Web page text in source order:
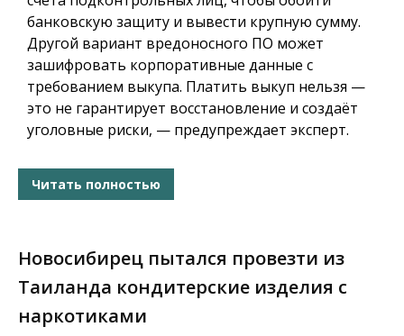
банковскую защиту и вывести крупную сумму.
Другой вариант вредоносного ПО может
зашифровать корпоративные данные с
требованием выкупа. Платить выкуп нельзя —
это не гарантирует восстановление и создаёт
уголовные риски, — предупреждает эксперт.
Читать полностью
Новосибирец пытался провезти из
Таиланда кондитерские изделия с
наркотиками